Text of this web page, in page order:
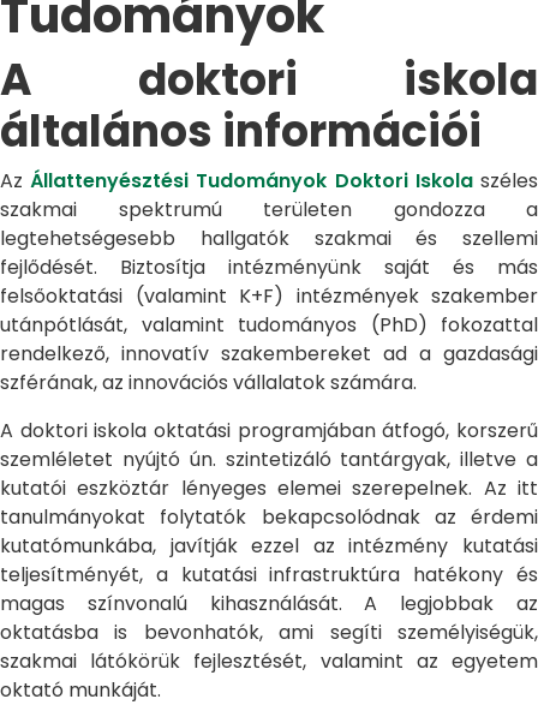
Tudományok
A doktori iskola
általános információi
AzÁllattenyésztési Tudományok Doktori Iskolaszéles
szakmai spektrumú területen gondozza a
legtehetségesebb hallgatók szakmai és szellemi
fejlődését. Biztosítja intézményünk saját és más
felsőoktatási (valamint K+F) intézmények szakember
utánpótlását, valamint tudományos (PhD) fokozattal
rendelkező, innovatív szakembereket ad a gazdasági
szférának, az innovációs vállalatok számára.
A doktori iskola oktatási programjában átfogó, korszerű
szemléletet nyújtó ún. szintetizáló tantárgyak, illetve a
kutatói eszköztár lényeges elemei szerepelnek. Az itt
tanulmányokat folytatók bekapcsolódnak az érdemi
kutatómunkába, javítják ezzel az intézmény kutatási
teljesítményét, a kutatási infrastruktúra hatékony és
magas színvonalú kihasználását. A legjobbak az
oktatásba is bevonhatók, ami segíti személyiségük,
szakmai látókörük fejlesztését, valamint az egyetem
oktató munkáját.